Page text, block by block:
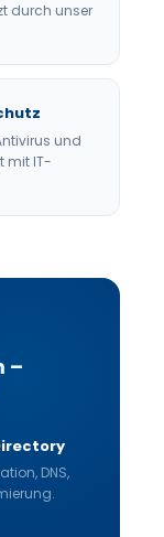
durch unser
und
mit IT-
–
DNS,